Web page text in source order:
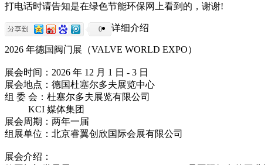
打电话时请告知是在绿色节能环保网上看到的，谢谢!
0 详细介绍
2026 年德国阀门展（VALVE WORLD EXPO）
展会时间：2026 年 12 月 1 日 - 3 日
展会地点：德国杜塞尔多夫展览中心
组 委 会：杜塞尔多夫展览有限公司
KCI 媒体集团
展会周期：两年一届
组展单位：北京睿翼创欣国际会展有限公司
展会介绍：